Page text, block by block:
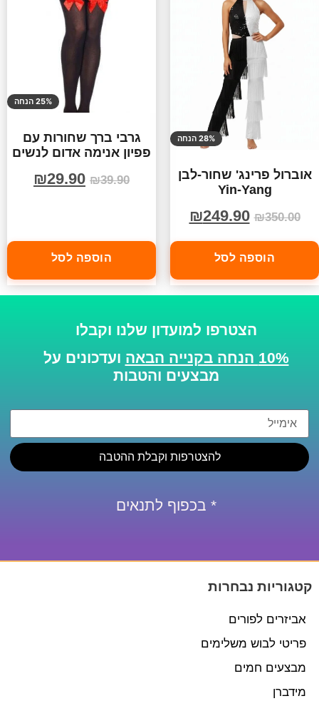
28% הנחה
אוברול פרינג' שחור-לבן
Yin-Yang
₪350.00
₪249.90
הוספה לסל
25% הנחה
גרבי ברך שחורות עם
פפיון אנימה אדום לנשים
₪39.90
₪29.90
הוספה לסל
הצטרפו למועדון שלנו וקבלו
10% הנחה בקנייה הבאה
ועדכונים על
מבצעים והטבות
להצטרפות וקבלת ההטבה
* בכפוף לתנאים
קטגוריות נבחרות
אביזרים לפורים
פריטי לבוש משלימים
מבצעים חמים
מידברן